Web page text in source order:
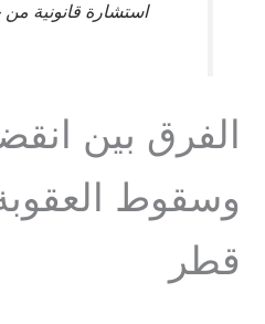
استشارة قانونية
الفرق بين
وسقوط
قطر